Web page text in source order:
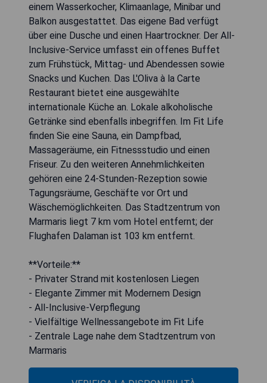
einem Wasserkocher, Klimaanlage, Minibar und
Balkon ausgestattet. Das eigene Bad verfügt
über eine Dusche und einen Haartrockner. Der All-
Inclusive-Service umfasst ein offenes Buffet
zum Frühstück, Mittag- und Abendessen sowie
Snacks und Kuchen. Das L'Oliva à la Carte
Restaurant bietet eine ausgewählte
internationale Küche an. Lokale alkoholische
Getränke sind ebenfalls inbegriffen. Im Fit Life
finden Sie eine Sauna, ein Dampfbad,
Massageräume, ein Fitnessstudio und einen
Friseur. Zu den weiteren Annehmlichkeiten
gehören eine 24-Stunden-Rezeption sowie
Tagungsräume, Geschäfte vor Ort und
Wäschemöglichkeiten. Das Stadtzentrum von
Marmaris liegt 7 km vom Hotel entfernt; der
Flughafen Dalaman ist 103 km entfernt.
**Vorteile:**
- Privater Strand mit kostenlosen Liegen
- Elegante Zimmer mit Modernem Design
- All-Inclusive-Verpflegung
- Vielfältige Wellnessangebote im Fit Life
- Zentrale Lage nahe dem Stadtzentrum von
Marmaris